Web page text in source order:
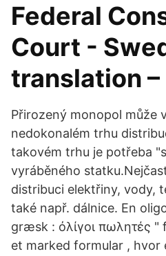
Federal
Court -
translation
Přirozený monopol může
nedokonalém trhu
takovém trhu je potřeba
vyráběného
distribuci elektřiny, vody,
také např. dálnice. En
græsk : ὀλίγοι πωλητές
et marked formular , hvor